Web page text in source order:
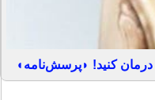
کنید! ◗پرسش‌نامه◖